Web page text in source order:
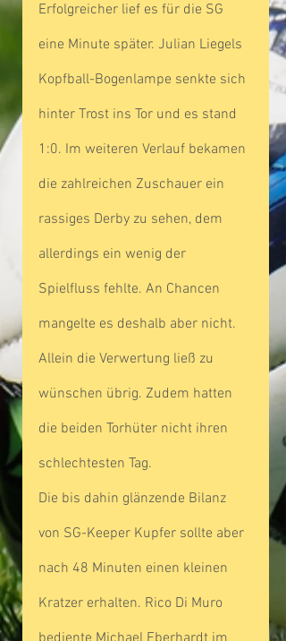
Erfolgreicher lief es für die SG
eine Minute später. Julian Liegels
Kopfball-Bogenlampe senkte sich
hinter Trost ins Tor und es stand
1:0. Im weiteren Verlauf bekamen
die zahlreichen Zuschauer ein
rassiges Derby zu sehen, dem
allerdings ein wenig der
Spielfluss fehlte. An Chancen
mangelte es deshalb aber nicht.
Allein die Verwertung ließ zu
wünschen übrig. Zudem hatten
die beiden Torhüter nicht ihren
schlechtesten Tag.
Die bis dahin glänzende Bilanz
von SG-Keeper Kupfer sollte aber
nach 48 Minuten einen kleinen
Kratzer erhalten. Rico Di Muro